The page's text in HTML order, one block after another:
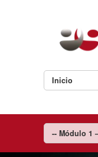
Inicio
-- Módulo 1